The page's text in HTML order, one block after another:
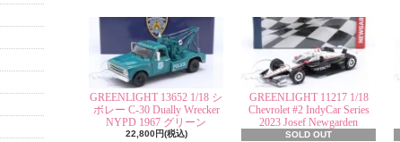
GREENLIGHT 13652 1/18 シ
ボレー C-30 Dually Wrecker
NYPD 1967 グリーン
22,800円(税込)
GREENLIGHT 11217 1/18
Chevrolet #2 IndyCar Series
2023 Josef Newgarden
SOLD OUT